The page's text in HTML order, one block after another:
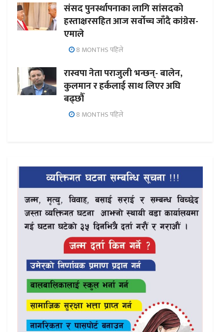
संसद पुनर्स्थापनाका लागि सांसदको
हस्ताक्षरसहित आज सर्वोच्च जाँदै कांग्रेस-
एमाले
8 MONTHS पहिले
रास्वपा नेता पराजुली भन्छन्- बालेन,
कुलमान र हर्कलाई साथ लिएर अघि
बढ्छौँ
8 MONTHS पहिले